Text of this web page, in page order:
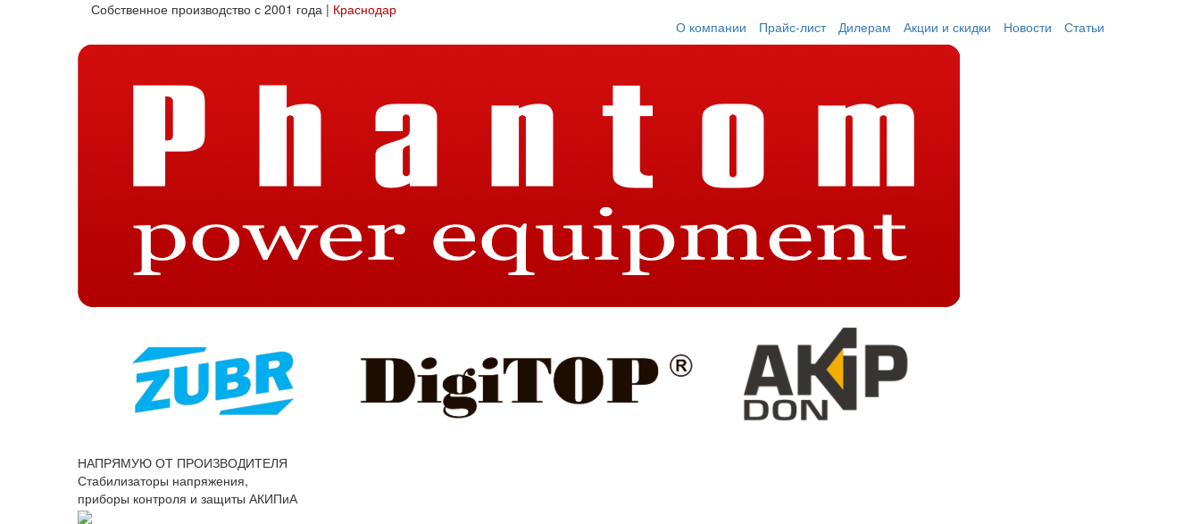
Собственное производство с 2001 года | Краснодар
О компании
Прайс-лист Дилерам Акции и скидки Новости Статьи
НАПРЯМУЮ ОТ ПРОИЗВОДИТЕЛЯ
Стабилизаторы напряжения,
приборы контроля и защиты АКИПиА